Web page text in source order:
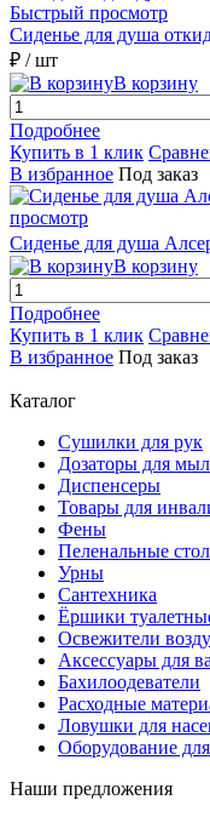
Быстрый просмотр
Сиденье для душа
₽ / шт
В корзину
Подробнее
Купить в 1 клик
В избранное Под заказ
просмотр
Сиденье для душа
В корзину
Подробнее
Купить в 1 клик
В избранное Под заказ
Каталог
Сушилки для рук
Дозаторы для
Диспенсеры
Товары для
Фены
Пеленальные
Урны
Сантехника
Ёршики
Освежители
Аксессуары для
Бахилоодеватели
Расходные
Ловушки для
Оборудование
Наши предложения